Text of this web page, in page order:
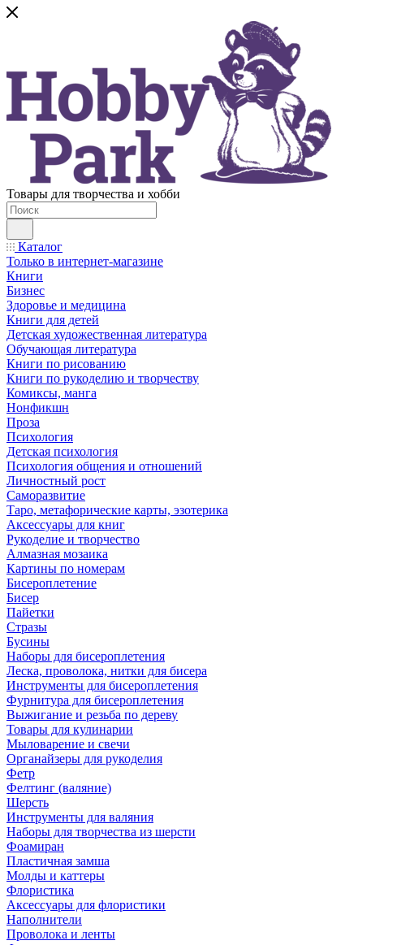
Товары для творчества и хобби
Каталог
Только в интернет-магазине
Книги
Бизнес
Здоровье и медицина
Книги для детей
Детская художественная литература
Обучающая литература
Книги по рисованию
Книги по рукоделию и творчеству
Комиксы, манга
Нонфикшн
Проза
Психология
Детская психология
Психология общения и отношений
Личностный рост
Саморазвитие
Таро, метафорические карты, эзотерика
Аксессуары для книг
Рукоделие и творчество
Алмазная мозаика
Картины по номерам
Бисероплетение
Бисер
Пайетки
Стразы
Бусины
Наборы для бисероплетения
Леска, проволока, нитки для бисера
Инструменты для бисероплетения
Фурнитура для бисероплетения
Выжигание и резьба по дереву
Товары для кулинарии
Мыловарение и свечи
Органайзеры для рукоделия
Фетр
Фелтинг (валяние)
Шерсть
Инструменты для валяния
Наборы для творчества из шерсти
Фоамиран
Пластичная замша
Молды и каттеры
Флористика
Аксессуары для флористики
Наполнители
Проволока и ленты